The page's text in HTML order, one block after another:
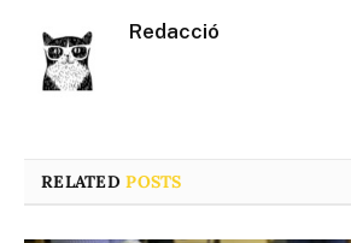
Redacció
RELATEDPOSTS